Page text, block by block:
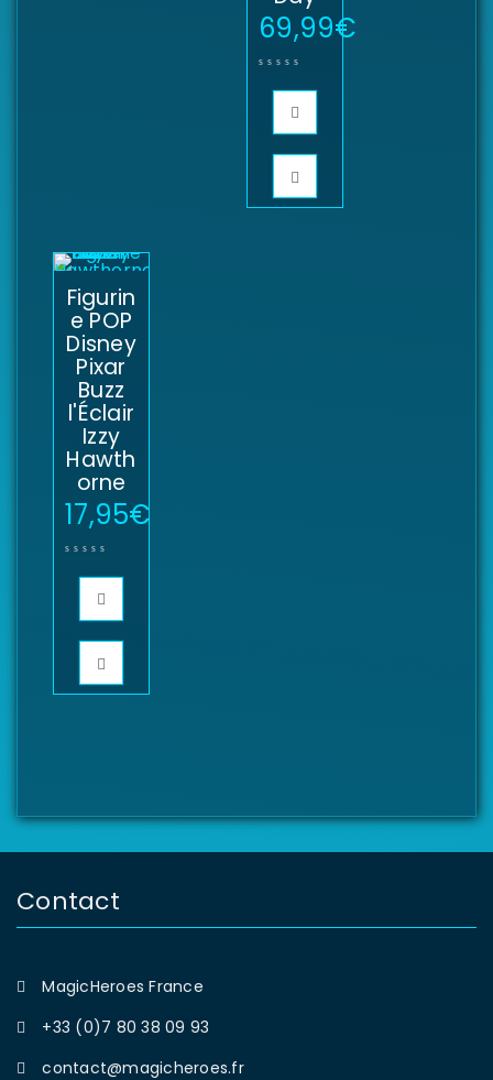
69,99€
Figurin
e POP
Disney
Pixar
Buzz
l'Éclair
Izzy
Hawth
orne
17,95€
Contact
MagicHeroes France
+33 (0)7 80 38 09 93
contact@magicheroes.fr